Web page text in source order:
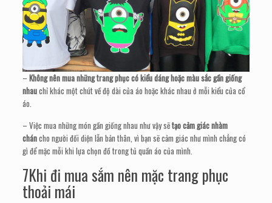
–Không nên mua những trang phục có kiểu dáng hoặc màu sắc gần giống
nhauchỉ khác một chút về độ dài của áo hoặc khác nhau ở mỗi kiểu của cổ
áo.
– Việc mua những món gần giống nhau như vậy sẽtạo cảm giác nhàm
cháncho người đối diện lẫn bản thân, vì bạn sẽ cảm giác như mình chẳng có
gì để mặc mỗi khi lựa chọn đồ trong tủ quần áo của mình.
7Khi đi mua sắm nên mặc trang phục
thoải mái